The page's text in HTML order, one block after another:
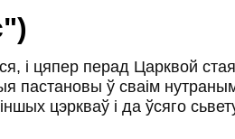
i цяпер перад Царквой
пастановы ў сваім
цэркваў i да ўсяго